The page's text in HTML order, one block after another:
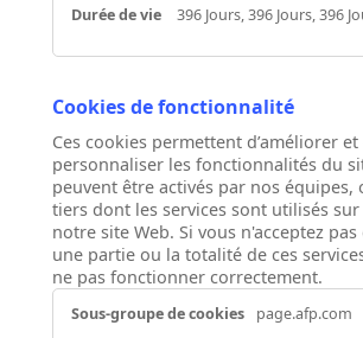
396 Jours, 396 Jours, 396
Cookies de fonctionnalité
Ces cookies permettent d’améliorer et
personnaliser les fonctionnalités du
peuvent être activés par nos équipes,
tiers dont les services sont utilisés
notre site Web. Si vous n'acceptez pas
une partie ou la totalité de ces
ne pas fonctionner correctement.
de
page.afp.com